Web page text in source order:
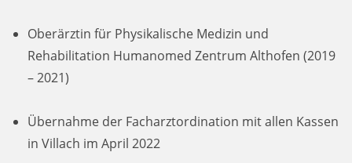
Oberärztin für Physikalische Medizin und
Rehabilitation Humanomed Zentrum Althofen (2019
– 2021)
Übernahme der Facharztordination mit allen Kassen
in Villach im April 2022